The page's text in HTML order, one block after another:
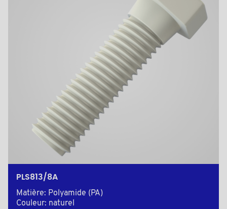
PLS813/8A
Matière: Polyamide (PA)
Couleur: naturel